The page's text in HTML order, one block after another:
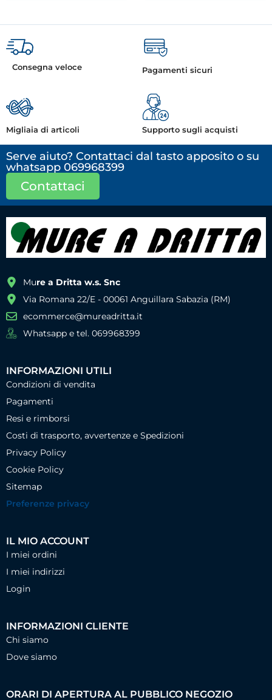
Consegna veloce Pagamenti sicuri
Migliaia di articoli Supporto sugli acquisti
Serve aiuto? Contattaci dal tasto apposito o su
whatsapp 069968399
Contattaci
Mure a Dritta w.s. Snc
Via Romana 22/E - 00061 Anguillara Sabazia (RM)
ecommerce@mureadritta.it
Whatsapp e tel. 069968399
INFORMAZIONI UTILI
Condizioni di vendita
Pagamenti
Resi e rimborsi
Costi di trasporto, avvertenze e Spedizioni
Privacy Policy
Cookie Policy
Sitemap
Preferenze privacy
IL MIO ACCOUNT
I miei ordini
I miei indirizzi
Login
INFORMAZIONI CLIENTE
Chi siamo
Dove siamo
ORARI DI APERTURA AL PUBBLICO NEGOZIO